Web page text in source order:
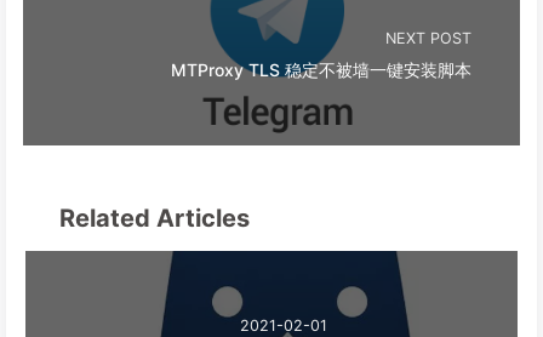
NEXT POST
MTProxy TLS 稳定不被墙一键安装脚本
Related Articles
2021-02-01